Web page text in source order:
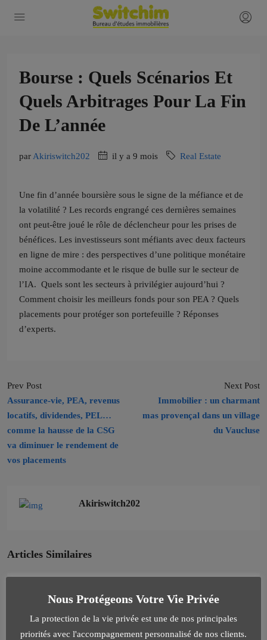
Bourse : Quels Scénarios Et
Quels Arbitrages Pour La Fin
De L’année
par Akiriswitch202 il y a 9 mois Real Estate
Une fin d’année boursière sous le signe de la méfiance et de
la volatilité ? Les records engrangé ces dernières semaines
ont peut-être joué le rôle de déclencheur pour les prises de
bénéfices. Les investisseurs sont méfiants avec deux facteurs
en ligne de mire : des perspectives d’une politique monétaire
moine accommodante et le risque de bulle sur le secteur de
l’IA. Quels sont les secteurs à privilégier aujourd’hui ?
Comment choisir les meilleurs fonds pour son PEA ? Quels
placements pour protéger son portefeuille ? Réponses
d’experts.
Prev Post
Assurance-vie, PEA, revenus
locatifs, dividendes, PEL…
comme la hausse de la CSG
va diminuer le rendement de
vos placements
Next Post
Immobilier : un charmant
mas provençal dans un village
du Vaucluse
Akiriswitch202
Articles Similaires
4 juin 2026 Real Estate
Nous Protégeons Votre Vie Privée
La protection de la vie privée est une de nos principales
priorités avec l'accompagnement personnalisé de nos clients.